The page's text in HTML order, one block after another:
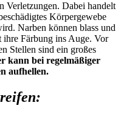
Verletzungen. Dabei handelt
Körpergewebe
Narben können blass und
Färbung ins Auge. Vor
Stellen sind ein großes
kann bei regelmäßiger
aufhellen.